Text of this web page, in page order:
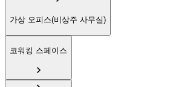
가상 오피스(비상주 사무실)
코워킹 스페이스